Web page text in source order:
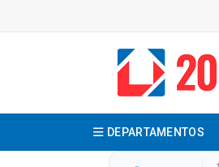
DEPARTAMENTOS